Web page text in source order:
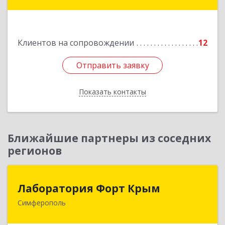
Клиентов на сопровождении 12
Отправить заявку
Показать контакты
Отправить заявку
Назад
Ближайшие партнеры из соседних
регионов
Лаборатория Форт Крым
Симферополь
295034, Крым Респ, Симферополь г, Киевская